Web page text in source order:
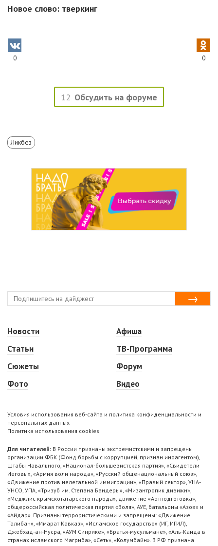
Новое слово: тверкинг
0 0
12 Обсудить на форуме
Ликбез
Новости
Статьи
Сюжеты
Фото
Афиша
ТВ-Программа
Форум
Видео
Условия использования веб-сайта и политика конфиденциальности и
персональных данных
Политика использования cookies
Для читателей: В России признаны экстремистскими и запрещены
организации ФБК (Фонд борьбы с коррупцией, признан иноагентом),
Штабы Навального, «Национал-большевистская партия», «Свидетели
Иеговы», «Армия воли народа», «Русский общенациональный союз»,
«Движение против нелегальной иммиграции», «Правый сектор», УНА-
УНСО, УПА, «Тризуб им. Степана Бандеры», «Мизантропик дивижн»,
«Меджлис крымскотатарского народа», движение «Артподготовка»,
общероссийская политическая партия «Воля», АУЕ, батальоны «Азов» и
«Айдар». Признаны террористическими и запрещены: «Движение
Талибан», «Имарат Кавказ», «Исламское государство» (ИГ, ИГИЛ),
Джебхад-ан-Нусра, «АУМ Синрике», «Братья-мусульмане», «Аль-Каида в
странах исламского Магриба», «Сеть», «Колумбайн». В РФ признана